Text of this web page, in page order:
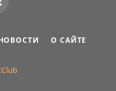
О САЙТЕ